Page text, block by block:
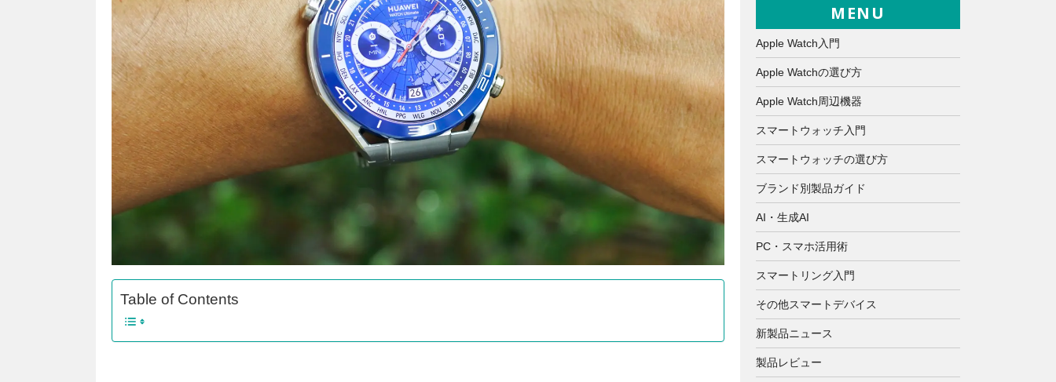
Table of Contents
MENU
Apple Watch入門
Apple Watchの選び方
Apple Watch周辺機器
スマートウォッチ入門
スマートウォッチの選び方
ブランド別製品ガイド
AI・生成AI
PC・スマホ活用術
スマートリング入門
その他スマートデバイス
新製品ニュース
製品レビュー